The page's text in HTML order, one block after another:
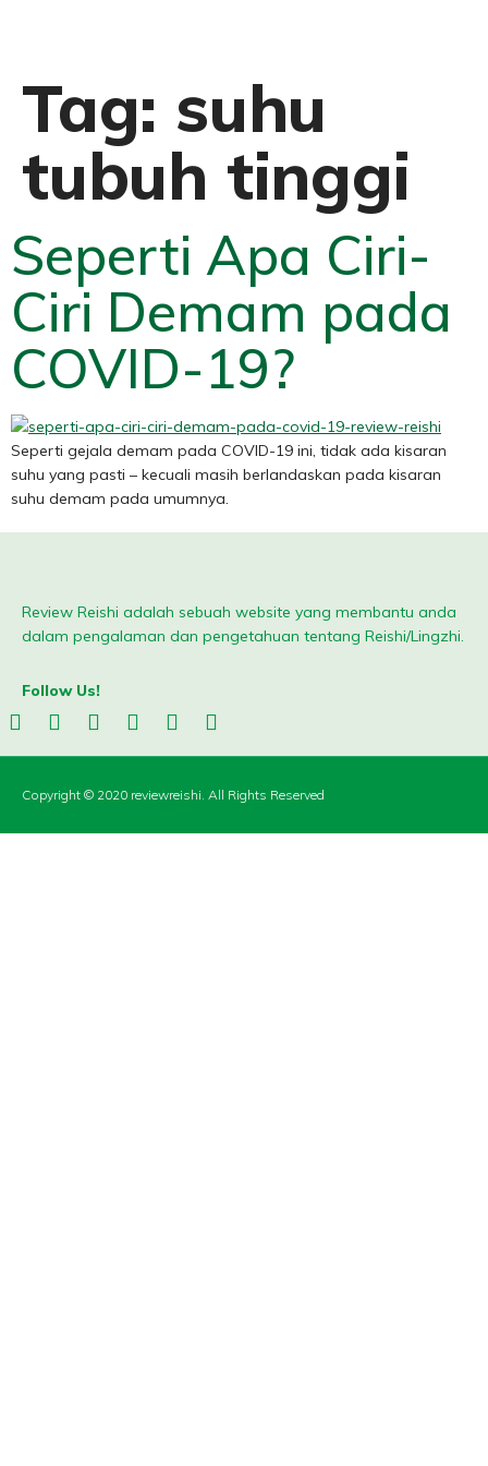
Tag: suhu
tubuh tinggi
Seperti Apa Ciri-
Ciri Demam pada
COVID-19?
Seperti gejala demam pada COVID-19 ini, tidak ada kisaran
suhu yang pasti – kecuali masih berlandaskan pada kisaran
suhu demam pada umumnya.
Review Reishi adalah sebuah website yang membantu anda
dalam pengalaman dan pengetahuan tentang Reishi/Lingzhi.
Follow Us!
Copyright © 2020 reviewreishi. All Rights Reserved